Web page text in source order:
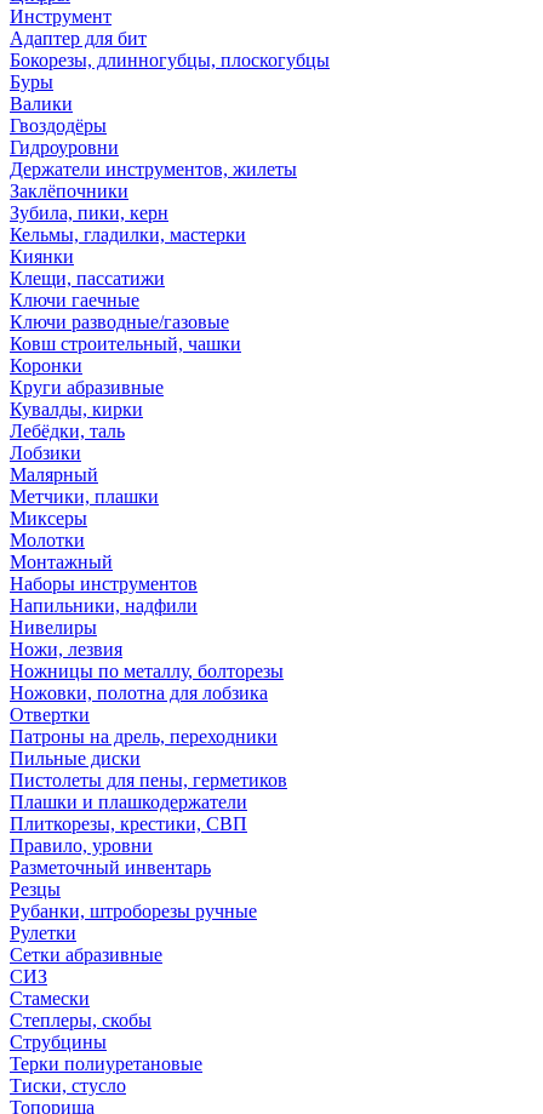
Инструмент
Адаптер для бит
Бокорезы, длинногубцы, плоскогубцы
Буры
Валики
Гвоздодёры
Гидроуровни
Держатели инструментов, жилеты
Заклёпочники
Зубила, пики, керн
Кельмы, гладилки, мастерки
Киянки
Клещи, пассатижи
Ключи гаечные
Ключи разводные/газовые
Ковш строительный, чашки
Коронки
Круги абразивные
Кувалды, кирки
Лебёдки, таль
Лобзики
Малярный
Метчики, плашки
Миксеры
Молотки
Монтажный
Наборы инструментов
Напильники, надфили
Нивелиры
Ножи, лезвия
Ножницы по металлу, болторезы
Ножовки, полотна для лобзика
Отвертки
Патроны на дрель, переходники
Пильные диски
Пистолеты для пены, герметиков
Плашки и плашкодержатели
Плиткорезы, крестики, СВП
Правило, уровни
Разметочный инвентарь
Резцы
Рубанки, штроборезы ручные
Рулетки
Сетки абразивные
СИЗ
Стамески
Степлеры, скобы
Струбцины
Терки полиуретановые
Тиски, стусло
Топорища